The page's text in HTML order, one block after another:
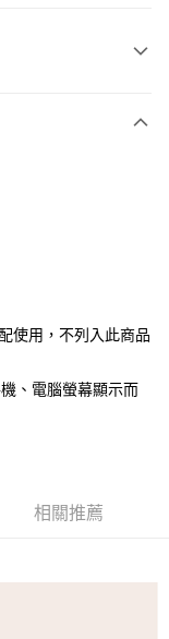
使用，不列入此商品
、電腦螢幕顯示而
相關推薦